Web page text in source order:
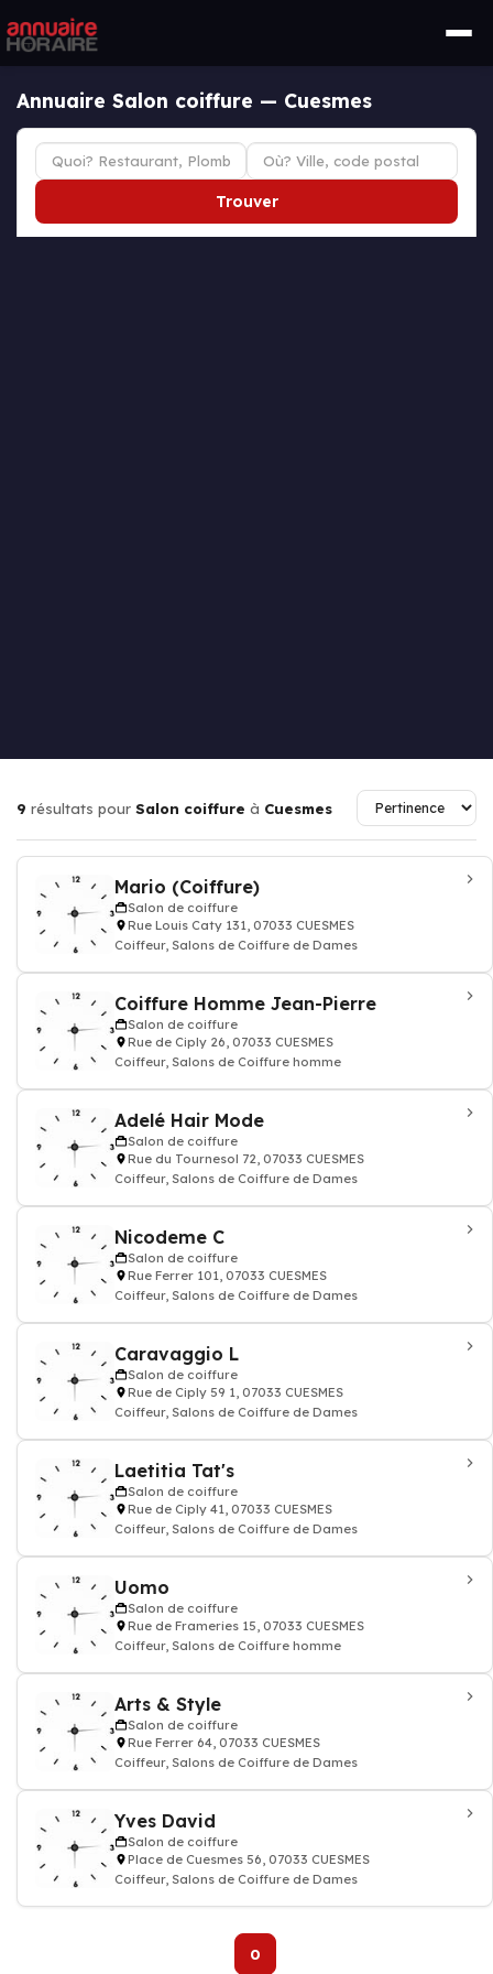
Annuaire Salon coiffure — Cuesmes
Trouver
9 résultats pour Salon coiffure à Cuesmes
Mario (Coiffure)
Salon de coiffure
Rue Louis Caty 131, 07033 CUESMES
Coiffeur, Salons de Coiffure de Dames
Coiffure Homme Jean-Pierre
Salon de coiffure
Rue de Ciply 26, 07033 CUESMES
Coiffeur, Salons de Coiffure homme
Adelé Hair Mode
Salon de coiffure
Rue du Tournesol 72, 07033 CUESMES
Coiffeur, Salons de Coiffure de Dames
Nicodeme C
Salon de coiffure
Rue Ferrer 101, 07033 CUESMES
Coiffeur, Salons de Coiffure de Dames
Caravaggio L
Salon de coiffure
Rue de Ciply 59 1, 07033 CUESMES
Coiffeur, Salons de Coiffure de Dames
Laetitia Tat's
Salon de coiffure
Rue de Ciply 41, 07033 CUESMES
Coiffeur, Salons de Coiffure de Dames
Uomo
Salon de coiffure
Rue de Frameries 15, 07033 CUESMES
Coiffeur, Salons de Coiffure homme
Arts & Style
Salon de coiffure
Rue Ferrer 64, 07033 CUESMES
Coiffeur, Salons de Coiffure de Dames
Yves David
Salon de coiffure
Place de Cuesmes 56, 07033 CUESMES
Coiffeur, Salons de Coiffure de Dames
0